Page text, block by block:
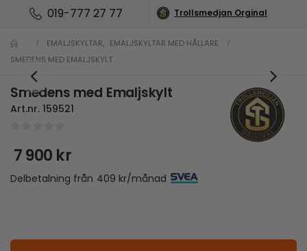
019-777 27 77 Trollsmedjan Orginal
EMALJSKYLTAR, EMALJSKYLTAR MED HÅLLARE
SMEDENS MED EMALJSKYLT
Smedens med Emaljskylt
Art.nr. 159521
7 900 kr
Delbetalning från 409 kr/månad